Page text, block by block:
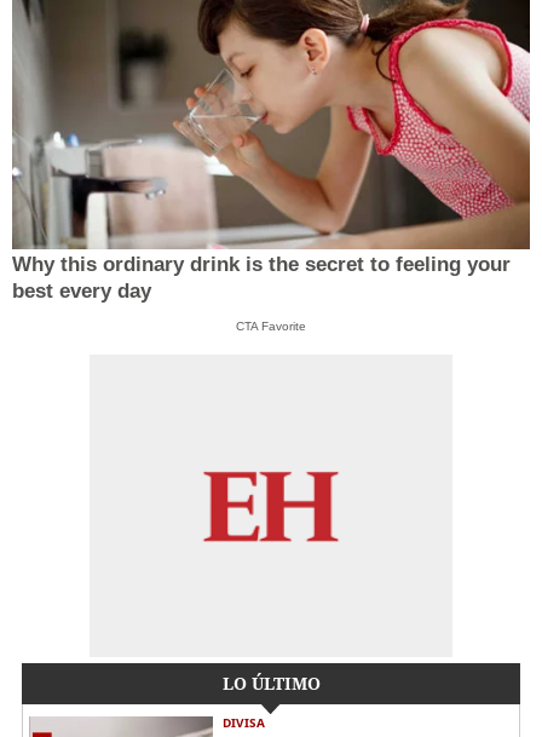
Why this ordinary drink is the secret to feeling your
best every day
CTA Favorite
LO ÚLTIMO
DIVISA